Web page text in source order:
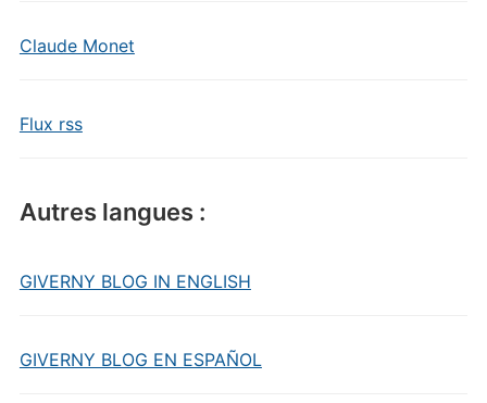
Claude Monet
Flux rss
Autres langues :
GIVERNY BLOG IN ENGLISH
GIVERNY BLOG EN ESPAÑOL